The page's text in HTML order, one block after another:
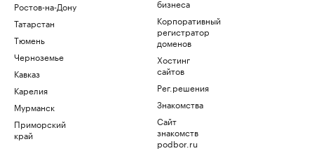
Ростов-на-Дону
Татарстан
Тюмень
Черноземье
Кавказ
Карелия
Мурманск
Приморский
край
бизнеса
Корпоративный
регистратор
доменов
Хостинг
сайтов
Рег.решения
Знакомства
Сайт
знакомств
podbor.ru